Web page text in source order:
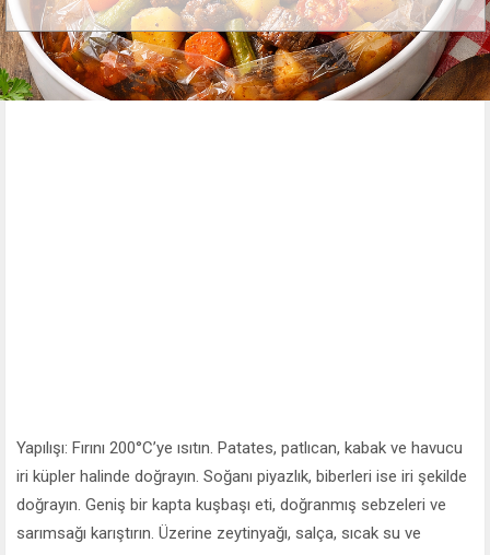
Yapılışı: Fırını 200°C’ye ısıtın. Patates, patlıcan, kabak ve havucu
iri küpler halinde doğrayın. Soğanı piyazlık, biberleri ise iri şekilde
doğrayın. Geniş bir kapta kuşbaşı eti, doğranmış sebzeleri ve
sarımsağı karıştırın. Üzerine zeytinyağı, salça, sıcak su ve